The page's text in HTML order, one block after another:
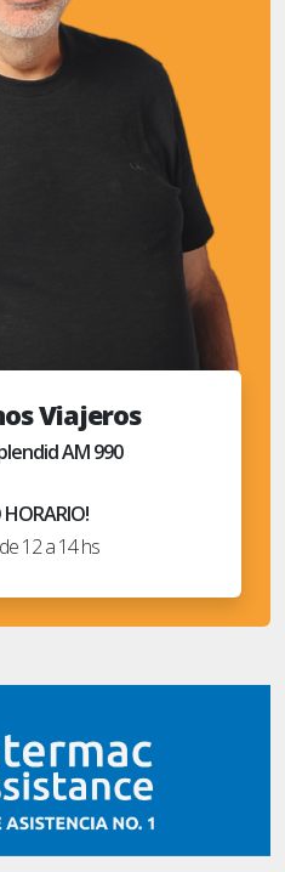
Viajeros
AM 990
HORARIO!
12 a 14 hs